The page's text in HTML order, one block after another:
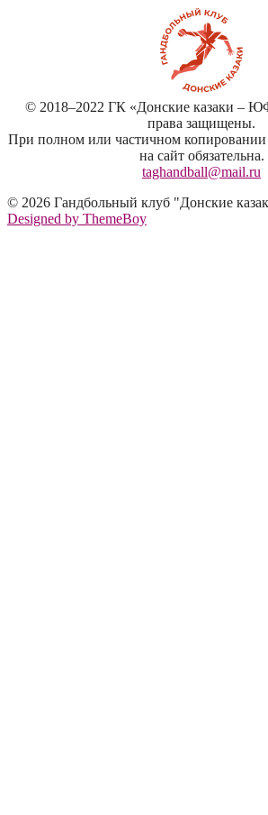
© 2018–2022 ГК «Донские казаки –
права защищены.
При полном или частичном
на сайт обязательна.
taghandball@mail.ru
© 2026 Гандбольный клуб "Донские
Designed by ThemeBoy